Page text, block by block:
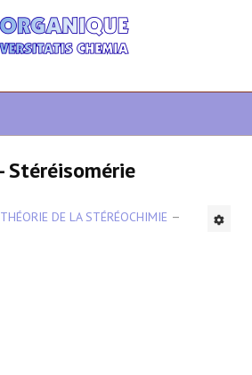
Stéréisomérie
THÉORIE DE LA STÉRÉOCHIMIE